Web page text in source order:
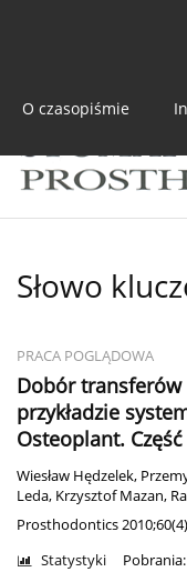
O czasopiśmie
Słowo
PRACA POGLĄDOWA
Dobór
przykładzie
Osteoplant.
Wiesław Hędzelek,
Leda, Krzysztof Mazan,
Prosthodontics
Statystyki